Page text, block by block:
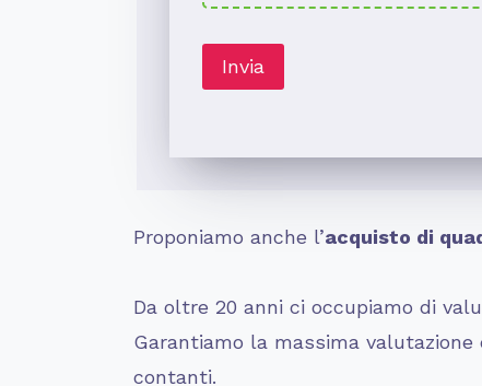
Proponiamo anche l’acquisto di
Da oltre 20 anni ci occupiamo di
Garantiamo la massima
contanti.